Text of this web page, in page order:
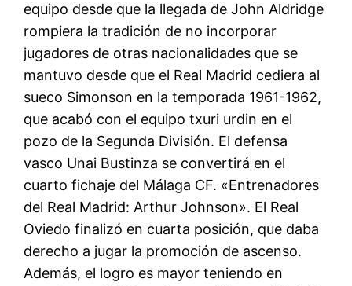
equipo desde que la llegada de John Aldridge
rompiera la tradición de no incorporar
jugadores de otras nacionalidades que se
mantuvo desde que el Real Madrid cediera al
sueco Simonson en la temporada 1961-1962,
que acabó con el equipo txuri urdin en el
pozo de la Segunda División. El defensa
vasco Unai Bustinza se convertirá en el
cuarto fichaje del Málaga CF. «Entrenadores
del Real Madrid: Arthur Johnson». El Real
Oviedo finalizó en cuarta posición, que daba
derecho a jugar la promoción de ascenso.
Además, el logro es mayor teniendo en